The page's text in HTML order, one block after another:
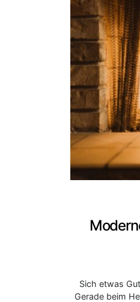
Sich etwas
Gerade beim